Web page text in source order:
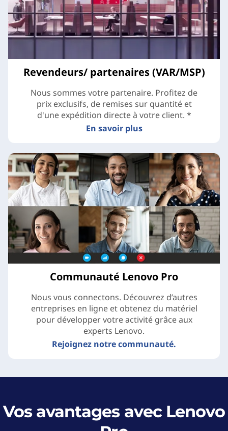
Revendeurs/ partenaires (VAR/MSP)
Nous sommes votre partenaire. Profitez de
prix exclusifs, de remises sur quantité et
d'une expédition directe à votre client. *
En savoir plus
Communauté Lenovo Pro
Nous vous connectons. Découvrez d’autres
entreprises en ligne et obtenez du matériel
pour développer votre activité grâce aux
experts Lenovo.
Rejoignez notre communauté.
Vos avantages avec Lenovo